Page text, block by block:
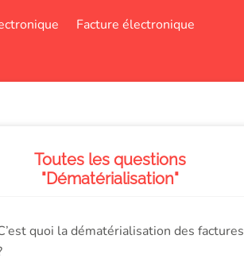
Facture électronique
Toutes les questions
"Dématérialisation"
quoi la dématérialisation des factures